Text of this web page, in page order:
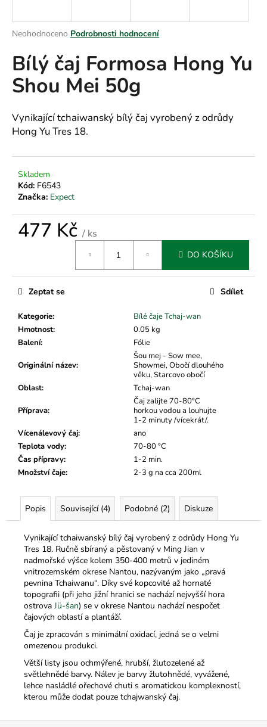
Průměrné
produktu
je
0,0
z
hvězdiček.
Neohodnoceno Podrobnosti hodnocení
Bílý čaj Formosa Hong Yu
Shou Mei 50g
Vynikající tchaiwanský bílý čaj vyrobený z odrůdy
Hong Yu Tres 18.
Skladem
Kód: F6543
Značka: Expect
477 Kč / ks
DO KOŠÍKU
Kategorie:
Bílé čaje Tchaj-wan
Hmotnost:
0.05 kg
Balení: Fólie
Originální název:
Šou mej - Sow mee,
Showmei, Obočí dlouhého
věku, Starcovo obočí
Oblast: Tchaj-wan
Příprava:
Čaj zalijte 70-80°C
horkou vodou a louhujte
1-2 minuty /vícekrát/.
Vícenálevový čaj:
ano
Teplota vody:
70-80 °C
Čas přípravy:
1-2 min.
Množství čaje: 2-3 g na cca 200ml
Zeptat se Sdílet
Popis Související (4) Podobné (2) Diskuze
Vynikající tchaiwanský bílý čaj vyrobený z odrůdy Hong Yu
Tres 18. Ručně sbíraný a pěstovaný v Ming Jian v
nadmořské výšce kolem 350-400 metrů v jediném
vnitrozemském okrese Nantou, nazývaným jako „pravá
pevnina Tchaiwanu“. Díky své kopcovité až hornaté
topografii (při jeho jižní hranici se nachází nejvyšší hora
ostrova Jü-šan) se v okrese Nantou nachází nespočet
čajových oblastí a plantáží.
Čaj je zpracován s minimální oxidací, jedná se o velmi
omezenou produkci.
Větší listy jsou ochmýřené, hrubší, žlutozelené až
světlehnědé barvy. Nálev je barvy žlutohnědé, vyvážené,
lehce nasládlé ořechové chuti s aromatickou komplexností,
kterou může dodat pouze tchajwanský čaj.
j
t
?
HLEDAT
D
o
p
o
u
m